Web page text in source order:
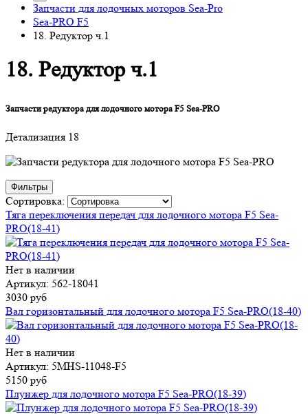
Запчасти для лодочных моторов Sea-Pro
Sea-PRO F5
18. Редуктор ч.1
18. Редуктор ч.1
Запчасти редуктора для лодочного мотора F5 Sea-PRO
Детализация 18
Фильтры
Сортировка:
Тяга переключения передач для лодочного мотора F5 Sea-
PRO(18-41)
Нет в наличии
Артикул: 562-18041
3030 руб
Вал горизонтальный для лодочного мотора F5 Sea-PRO(18-40)
Нет в наличии
Артикул: 5MHS-11048-F5
5150 руб
Плунжер для лодочного мотора F5 Sea-PRO(18-39)